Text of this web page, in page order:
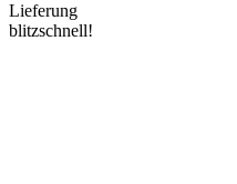
Lieferung
blitzschnell!